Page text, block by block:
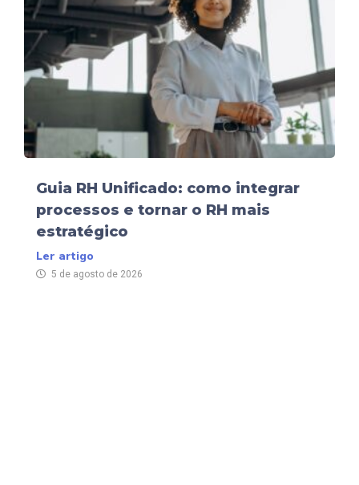
Guia RH Unificado: como integrar
processos e tornar o RH mais
estratégico
Ler artigo
5 de agosto de 2026